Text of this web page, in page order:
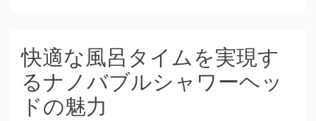
快適な風呂タイムを実現す
るナノバブルシャワーヘッ
ドの魅力